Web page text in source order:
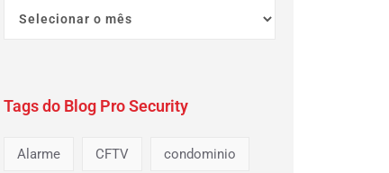
Tags do Blog Pro Security
Alarme CFTV condominio